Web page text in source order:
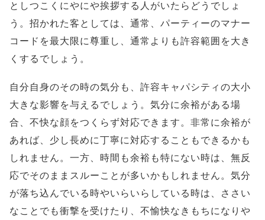
としつこくにやにや挨拶する人がいたらどうでしょ
う。招かれた客としては、通常、パーティーのマナー
コードを最大限に尊重し、通常よりも許容範囲を大き
くするでしょう。
自分自身のその時の気分も、許容キャパシティの大小
大きな影響を与えるでしょう。気分に余裕がある場
合、不快な顔をつくらず対応できます。非常に余裕が
あれば、少し長めに丁寧に対応することもできるかも
しれません。一方、時間も余裕も特にない時は、無反
応でそのままスルーことが多いかもしれません。気分
が落ち込んでいる時やいらいらしている時は、ささい
なことでも衝撃を受けたり、不愉快なきもちになりや